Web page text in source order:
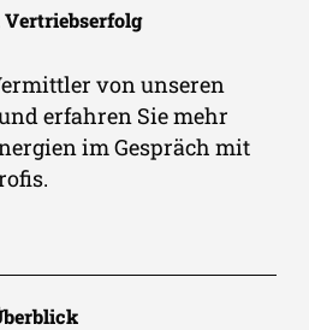
von unseren
erfahren Sie mehr
im Gespräch mit